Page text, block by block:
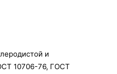
и
10706-76, ГОСТ